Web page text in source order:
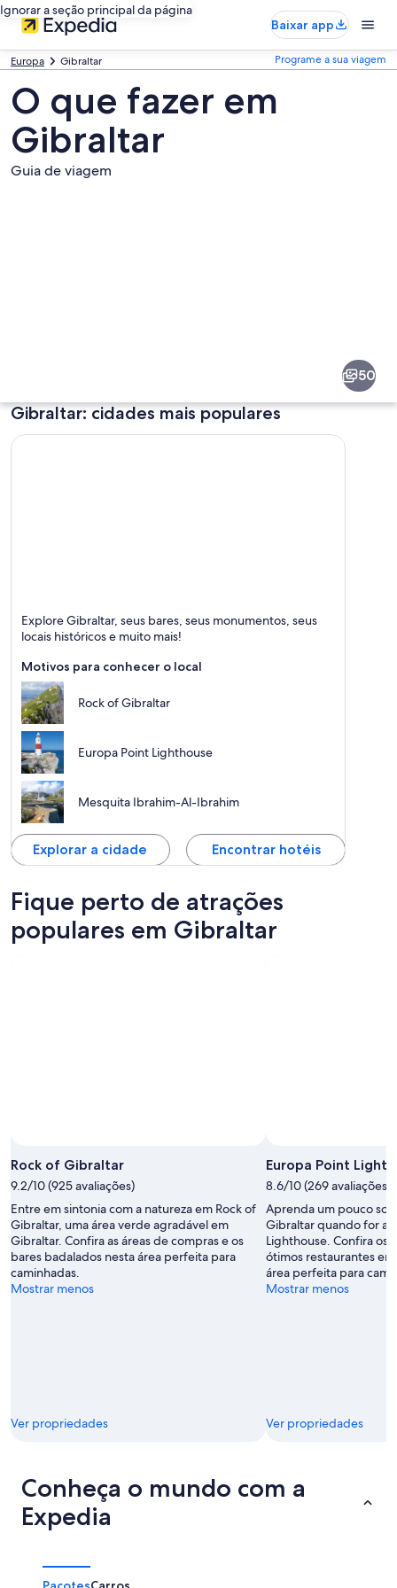
Ignorar a seção principal da página
Baixar app
Europa Gibraltar Programe a sua viagem
O que fazer em
Gibraltar
Guia de viagem
50
Gibraltar: cidades mais populares
Pessoas simpáticas, Jantar e Bares
Explore Gibraltar, seus bares, seus monumentos, seus
locais históricos e muito mais!
Motivos para conhecer o local
Rock of Gibraltar
Europa Point Lighthouse
Mesquita Ibrahim-Al-Ibrahim
Explorar a cidade Encontrar hotéis
Fique perto de atrações
populares em Gibraltar
Rock of Gibraltar
9.2/10 (925 avaliações)
Entre em sintonia com a natureza em Rock of
Gibraltar, uma área verde agradável em
Gibraltar. Confira as áreas de compras e os
bares badalados nesta área perfeita para
caminhadas.
Mostrar menos
Ver propriedades
Europa Point
8.6/10 (269 avaliações)
Aprenda um pouco
Gibraltar quando for a
Lighthouse. Confira os
ótimos restaurantes
área perfeita para
Mostrar menos
Ver propriedades
Conheça o mundo com a
Expedia